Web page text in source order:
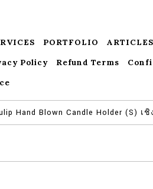
PORTFOLIO ARTICLES
Policy Refund Terms
Hand Blown Candle Holder (S)